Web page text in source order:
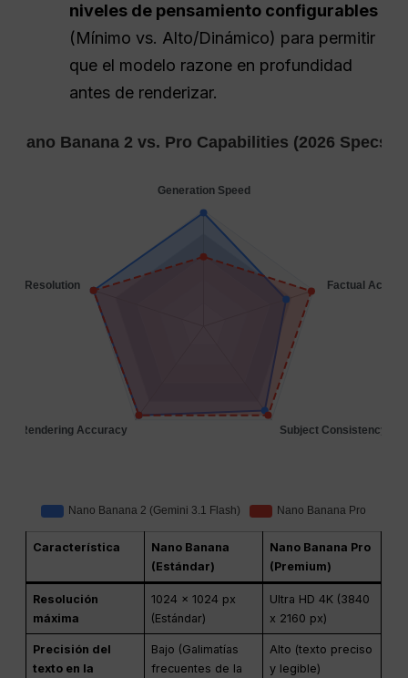
niveles de pensamiento configurables
(Mínimo vs. Alto/Dinámico) para permitir
que el modelo razone en profundidad
antes de renderizar.
Característica
Nano Banana
(Estándar)
Nano Banana Pro
(Premium)
Resolución
máxima
1024 x 1024 px
(Estándar)
Ultra HD 4K (3840
x 2160 px)
Precisión del
texto en la
Bajo (Galimatías
frecuentes de la
Alto (texto preciso
y legible)